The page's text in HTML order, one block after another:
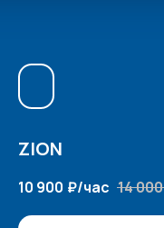
ZION
10 900 ₽/час 14 000